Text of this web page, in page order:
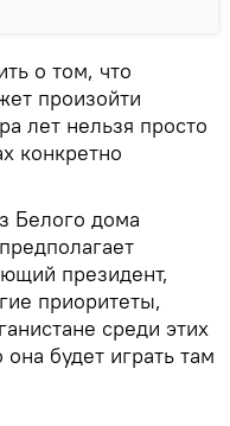
о том, что
произойти
лет нельзя просто
конкретно
Белого дома
президент,
приоритеты,
среди этих
будет играть там